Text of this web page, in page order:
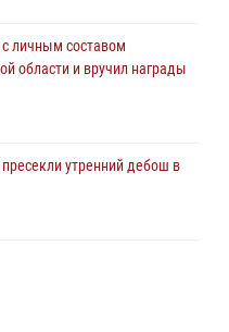
с личным составом
области и вручил награды
утренний дебош в